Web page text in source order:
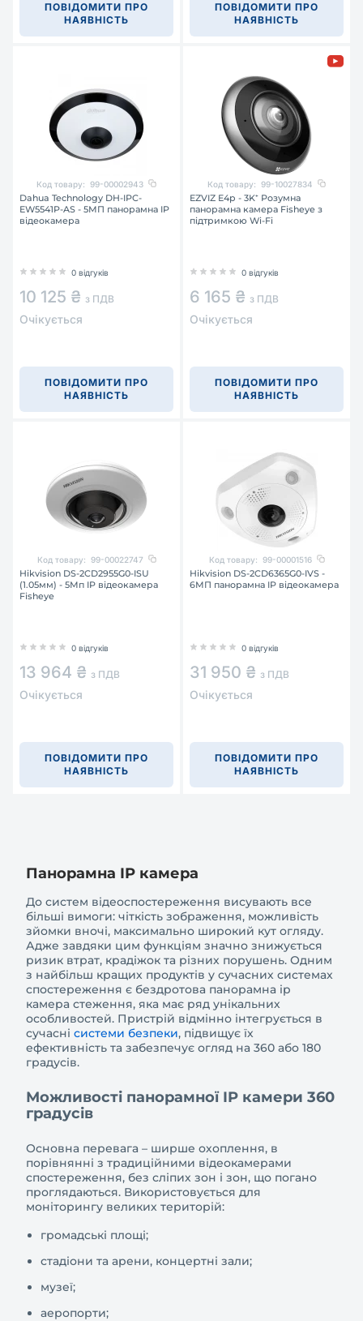
ПОВІДОМИТИ ПРО
НАЯВНІСТЬ
ПОВІДОМИТИ ПРО
НАЯВНІСТЬ
Код товару: 99-00002943
Dahua Technology DH-IPC-
EW5541P-AS - 5МП панорамна IP
відеокамера
0 відгуків
10 125 ₴ з ПДВ
Очікується
ПОВІДОМИТИ ПРО
НАЯВНІСТЬ
Код товару: 99-10027834
EZVIZ E4p - 3K⁺ Розумна
панорамна камера Fisheye з
підтримкою Wi-Fi
0 відгуків
6 165 ₴ з ПДВ
Очікується
ПОВІДОМИТИ ПРО
НАЯВНІСТЬ
Код товару: 99-00022747
Hikvision DS-2CD2955G0-ISU
(1.05мм) - 5Мп IP відеокамера
Fisheye
0 відгуків
13 964 ₴ з ПДВ
Очікується
ПОВІДОМИТИ ПРО
НАЯВНІСТЬ
Код товару: 99-00001516
Hikvision DS-2CD6365G0-IVS -
6МП панорамна IP відеокамера
0 відгуків
31 950 ₴ з ПДВ
Очікується
ПОВІДОМИТИ ПРО
НАЯВНІСТЬ
Панорамна IP камера
До систем відеоспостереження висувають все
більші вимоги: чіткість зображення, можливість
зйомки вночі, максимально широкий кут огляду.
Адже завдяки цим функціям значно знижується
ризик втрат, крадіжок та різних порушень. Одним
з найбільш кращих продуктів у сучасних системах
спостереження є бездротова панорамна ip
камера стеження, яка має ряд унікальних
особливостей. Пристрій відмінно інтегрується в
сучасні системи безпеки, підвищує їх
ефективність та забезпечує огляд на 360 або 180
градусів.
Можливості панорамної IP камери 360
градусів
Основна перевага – ширше охоплення, в
порівнянні з традиційними відеокамерами
спостереження, без сліпих зон і зон, що погано
проглядаються. Використовується для
моніторингу великих територій:
громадські площі;
стадіони та арени, концертні зали;
музеї;
аеропорти;